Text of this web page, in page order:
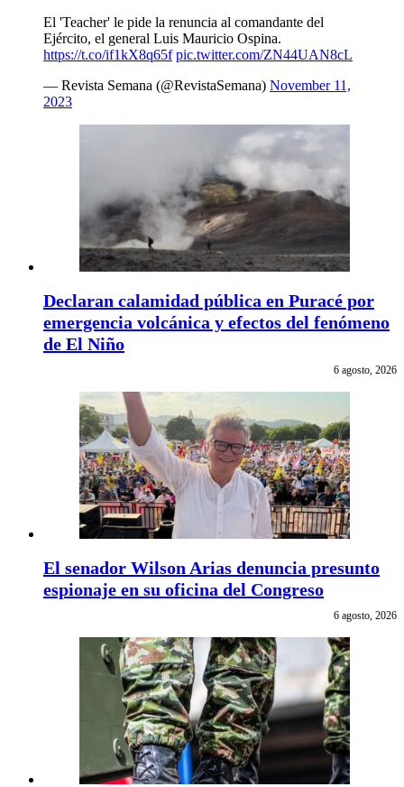
El 'Teacher' le pide la renuncia al comandante del
Ejército, el general Luis Mauricio Ospina.
https://t.co/if1kX8q65f pic.twitter.com/ZN44UAN8cL
— Revista Semana (@RevistaSemana) November 11,
2023
Declaran calamidad pública en Puracé por
emergencia volcánica y efectos del fenómeno
de El Niño
6 agosto, 2026
El senador Wilson Arias denuncia presunto
espionaje en su oficina del Congreso
6 agosto, 2026